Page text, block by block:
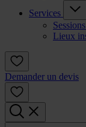
Services
Lieux
Demander un devis